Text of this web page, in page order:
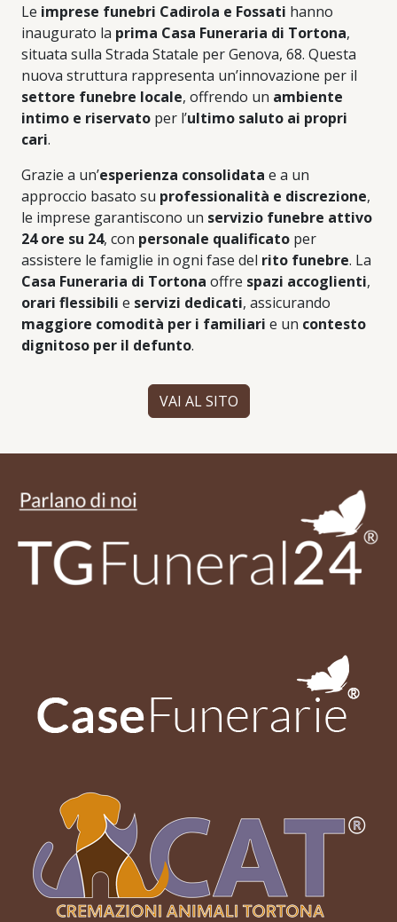
Le imprese funebri Cadirola e Fossati hanno
inaugurato la prima Casa Funeraria di Tortona,
situata sulla Strada Statale per Genova, 68. Questa
nuova struttura rappresenta un’innovazione per il
settore funebre locale, offrendo un ambiente
intimo e riservato per l’ultimo saluto ai propri
cari.
Grazie a un’esperienza consolidata e a un
approccio basato su professionalità e discrezione,
le imprese garantiscono un servizio funebre attivo
24 ore su 24, con personale qualificato per
assistere le famiglie in ogni fase del rito funebre. La
Casa Funeraria di Tortona offre spazi accoglienti,
orari flessibili e servizi dedicati, assicurando
maggiore comodità per i familiari e un contesto
dignitoso per il defunto.
VAI AL SITO